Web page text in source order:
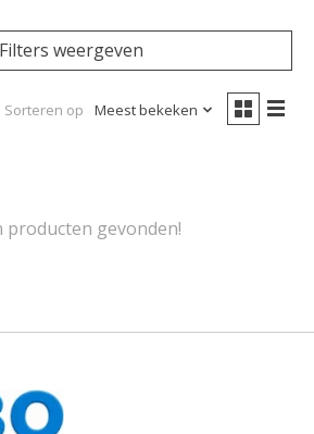
Filters weergeven
Sorteren op Meest bekeken
producten gevonden!